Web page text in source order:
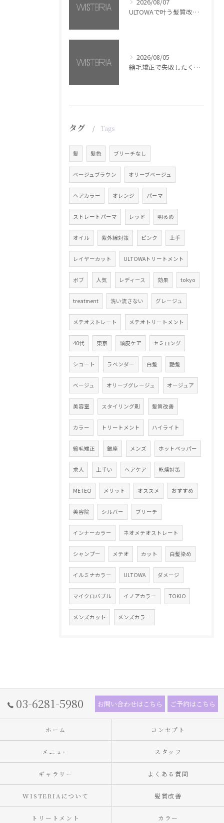
ULTOWAで叶う髪質改善美髪カラー【銀座・美容室WISTERIA】
2026/08/05
縮毛矯正で失敗したくない方へ【銀座・美容室WISTERIA】
タグ Tags
髪 髪色 ブリーチなし
ベージュブラウン オリーブベージュ
ヘアカラー オレンジ パーマ
ストレートパーマ レッド 明るめ
オイル 紫外線対策 ピンク 上手
レイヤーカット ULTOWAトリートメント
ボブ 人気 レディース 効果 tokyo
treatment 洗い流さない グレージュ
メテオストレート メテオトリートメント
40代 東京 頭皮ケア セミロング
ショート ラベンダー 白髪 艶髪
ベージュ オリーブグレージュ オージュア
美容室 スタイリング剤 髪質改善
カラー トリートメント ハイライト
縮毛矯正 銀座 メンズ ホットペッパー
求人 上手い ヘアケア 乾燥対策
METEO メリット オススメ おすすめ
美容院 シルバー ブリーチ
インナーカラー ネオメテオストレート
シャンプー メテオ カット 白髪染め
イルミナカラー ULTOWA ダメージ
マイクロバブル イノアカラー TOKIO
メンズカット メンズカラー
03-6281-5980 お問い合わせはこちら ご予約はこちら
ホーム コンセプト
メニュー スタッフ
ギャラリー よくある質問
WISTERIAについて 髪質改善
トリートメント カラー